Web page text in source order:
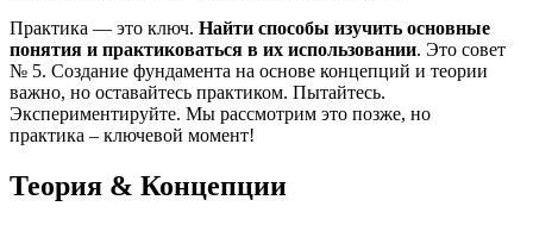
Практика — это ключ. Найти способы изучить основные
понятия и практиковаться в их использовании. Это совет
№ 5. Создание фундамента на основе концепций и теории
важно, но оставайтесь практиком. Пытайтесь.
Экспериментируйте. Мы рассмотрим это позже, но
практика – ключевой момент!
Теория & Концепции